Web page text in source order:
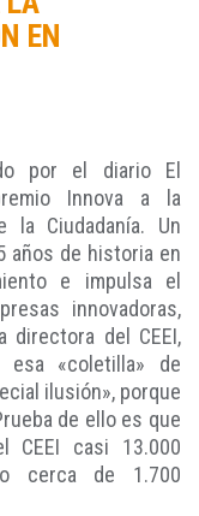
EN
por el diario El
Innova a la
la Ciudadanía. Un
años de historia en
e impulsa el
innovadoras,
directora del CEEI,
esa «coletilla» de
ilusión», porque
de ello es que
CEEI casi 13.000
cerca de 1.700